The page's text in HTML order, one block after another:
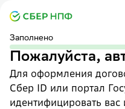
Заполнено
Пожалуйста,
Для оформления
Сбер ID или портал
идентифицировать вас